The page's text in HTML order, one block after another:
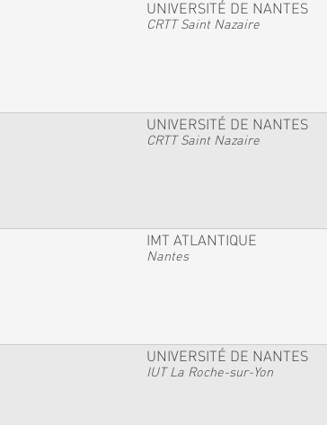
UNIVERSITÉ DE NANTES
CRTT Saint Nazaire
UNIVERSITÉ DE NANTES
CRTT Saint Nazaire
IMT ATLANTIQUE
Nantes
UNIVERSITÉ DE NANTES
IUT La Roche-sur-Yon